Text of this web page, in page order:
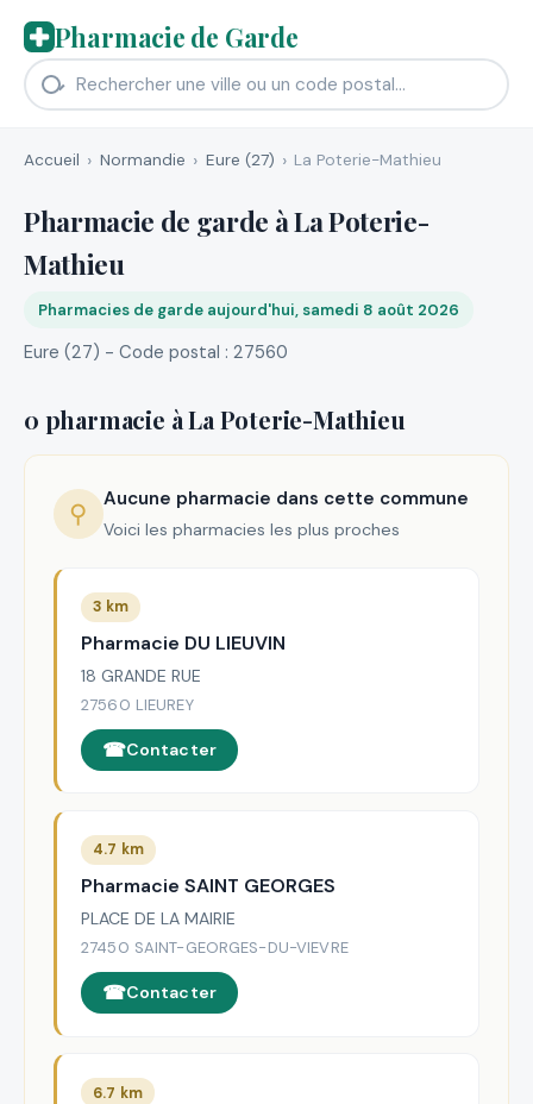
Pharmacie de Garde
Accueil Normandie Eure (27) La Poterie-Mathieu
Pharmacie de garde à La Poterie-
Mathieu
Pharmacies de garde aujourd'hui, samedi 8 août 2026
Eure (27) - Code postal : 27560
0 pharmacie à La Poterie-Mathieu
⚲ Aucune pharmacie dans cette commune
Voici les pharmacies les plus proches
3 km
Pharmacie DU LIEUVIN
18 GRANDE RUE
27560 LIEUREY
Contacter
4.7 km
Pharmacie SAINT GEORGES
PLACE DE LA MAIRIE
27450 SAINT-GEORGES-DU-VIEVRE
Contacter
6.7 km